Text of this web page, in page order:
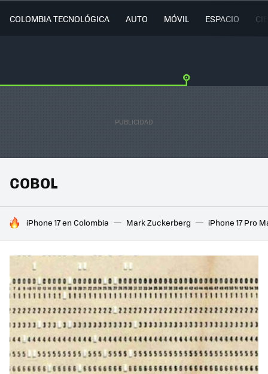
COLOMBIA TECNOLÓGICA AUTO MÓVIL ESPACIO
COBOL
HOY SE HABLA DE
iPhone 17 en Colombia Mark Zuckerberg iPhone 17 Pro